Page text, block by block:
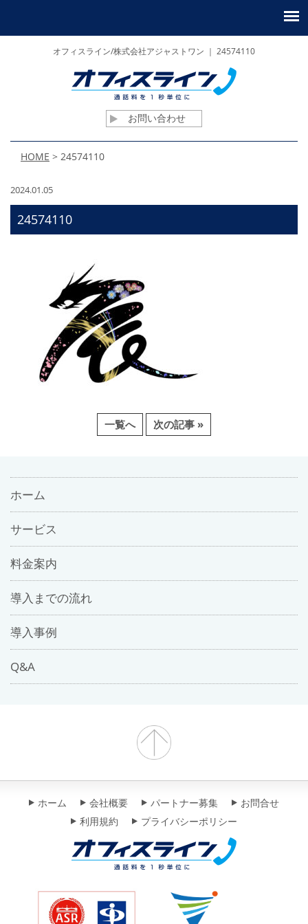
オフィスライン/株式会社アジャストワン ｜ 24574110
お問い合わせ
HOME > 24574110
2024.01.05
24574110
一覧へ 次の記事 »
ホーム
サービス
料金案内
導入までの流れ
導入事例
Q&A
ホーム 会社概要 パートナー募集
お問合せ
利用規約
プライバシーポリシー